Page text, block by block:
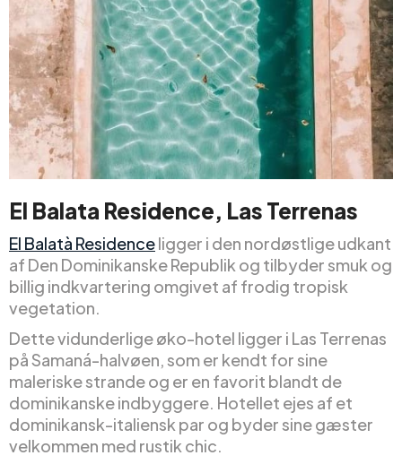
El Balata Residence, Las Terrenas
El Balatà Residenceligger i den nordøstlige udkant
af Den Dominikanske Republik og tilbyder smuk og
billig indkvartering omgivet af frodig tropisk
vegetation.
Dette vidunderlige øko-hotel ligger i Las Terrenas
på Samaná-halvøen, som er kendt for sine
maleriske strande og er en favorit blandt de
dominikanske indbyggere. Hotellet ejes af et
dominikansk-italiensk par og byder sine gæster
velkommen med rustik chic.